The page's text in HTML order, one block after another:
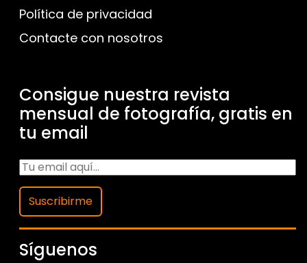
Política de privacidad
Contacte con nosotros
Consigue nuestra revista
mensual de fotografía, gratis en
tu email
Suscribirme
Síguenos